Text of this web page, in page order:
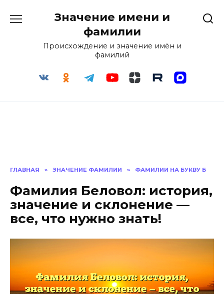
Значение имени и
фамилии
Происхождение и значение имён и
фамилий
ГЛАВНАЯ » ЗНАЧЕНИЕ ФАМИЛИИ » ФАМИЛИИ НА БУКВУ Б
Фамилия Беловол: история,
значение и склонение —
все, что нужно знать!